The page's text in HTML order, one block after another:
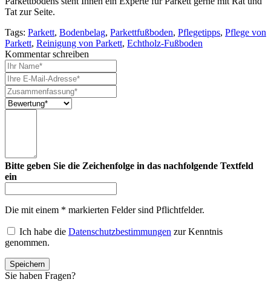
Tat zur Seite.
Tags: Parkett, Bodenbelag, Parkettfußboden, Pflegetipps, Pflege von
Parkett, Reinigung von Parkett, Echtholz-Fußboden
Kommentar schreiben
Bitte geben Sie die Zeichenfolge in das nachfolgende Textfeld
ein
Die mit einem * markierten Felder sind Pflichtfelder.
Ich habe die Datenschutzbestimmungen zur Kenntnis
genommen.
Sie haben Fragen?